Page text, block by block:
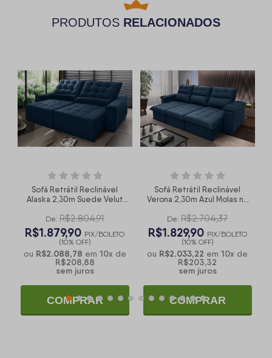
PRODUTOS RELACIONADOS
Sofá Retrátil Reclinável
Alaska 2,30m Suede Velut
Assento - King House
De: R$2.804,91
R$1.879,90 PIX/BOLETO
(10% OFF)
ou R$2.088,78 em 10x de
R$208,88
sem juros
COMPRAR
Sofá Retrátil Reclinável
Verona 2,30m Azul Molas no
De: R$2.704,37
R$1.829,90 PIX/BOLETO
(10% OFF)
ou R$2.033,22 em10x de
R$203,32
sem juros
COMPRAR